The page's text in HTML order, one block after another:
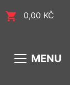
0,00 KČ
MENU